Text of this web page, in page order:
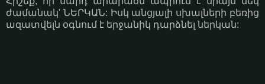
ժամանակ' ՆԵՐԿԱՆ: Իսկ անցյալի սխալների բեռից
ազատվելն օգնում է երջանիկ դարձնել ներկան: